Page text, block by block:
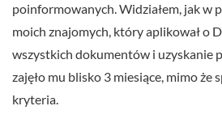
poinformowanych. Widziałem, jak w
moich znajomych, który aplikował o
wszystkich dokumentów i uzyskanie
zajęło mu blisko 3 miesiące, mimo że
kryteria.